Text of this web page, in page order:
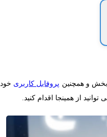
بخش و همچنین پروفایل کاربری
از همینجا اقدام کنید.